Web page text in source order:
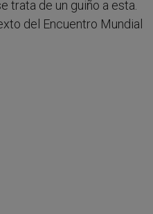
trata de un guiño a esta.
del Encuentro Mundial